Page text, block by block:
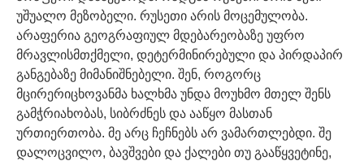
უშუალო მეზობელი. რუსეთი არის მოცემულობა.
არაფერია გეოგრაფიულ მდებარეობაზე უფრო
მრავლისმთქმელი, დეტერმინირებული და პირდაპირ
განგებაზე მიმანიშნებელი. შენ, როგორც
მცირერიცხოვანმა ხალხმა უნდა მოუხმო მთელ შენს
გამჭრიახობას, სიბრძნეს და ააწყო მასთან
ურთიერთობა. მე არც ჩეჩნებს არ ვამართლებდი. შე
დალოცვილო, ბავშვები და ქალები თუ გააწყვეტინე,